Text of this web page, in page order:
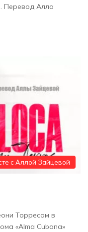
Перевод Алла
с Аллой Зайцевой
Торресом в
«Alma Cubana»